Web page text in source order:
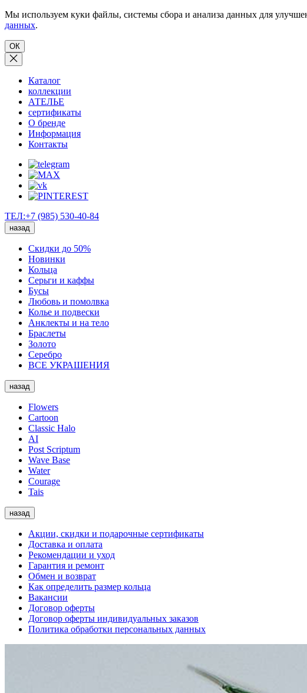
Мы используем куки файлы, системы сбора и анализа данных для
данных.
ОК
Каталог
коллекции
АТЕЛЬЕ
сертификаты
О бренде
Информация
Контакты
ТЕЛ:+7 (985) 530-40-84
назад
Скидки до 50%
Новинки
Кольца
Серьги и каффы
Бусы
Любовь и помолвка
Колье и подвески
Анклекты и на тело
Браслеты
Золото
Серебро
ВСЕ УКРАШЕНИЯ
назад
Flowers
Cartoon
Classic Halo
AI
Post Scriptum
Wave Base
Water
Courage
Tais
назад
Акции, скидки и подарочные сертификаты
Доставка и оплата
Рекомендации и уход
Гарантия и ремонт
Обмен и возврат
Как определить размер кольца
Вакансии
Договор оферты
Договор оферты индивидуальных заказов
Политика обработки персональных данных